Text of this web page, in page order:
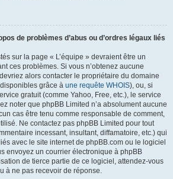
de problèmes d’abus ou d’ordres légaux liés
sur la page « L’équipe » devraient être un
ces problèmes. Si vous n’obtenez aucune
alors contacter le propriétaire du domaine
grâce à une requête WHOIS), ou, si
gratuit (comme Yahoo, Free, etc.), le service
noter que phpBB Limited n’a absolument aucune
cas être tenu comme responsable de comment,
Ne contactez pas phpBB Limited pour tout
incessant, insultant, diffamatoire, etc.) qui
avec le site internet de phpBB.com ou le logiciel
envoyez un courrier électronique à phpBB
de tierce partie de ce logiciel, attendez-vous
à ne pas recevoir de réponse.